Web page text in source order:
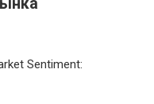
Sentiment: